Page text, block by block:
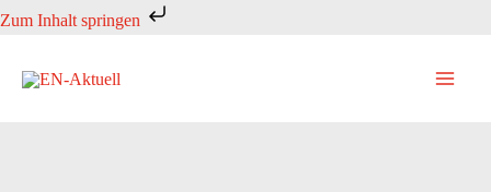
Zum Inhalt springen
Zum
springen